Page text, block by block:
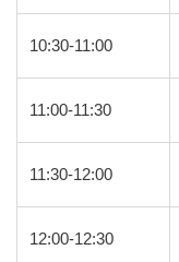
10:30-11:00
11:00-11:30
11:30-12:00
12:00-12:30